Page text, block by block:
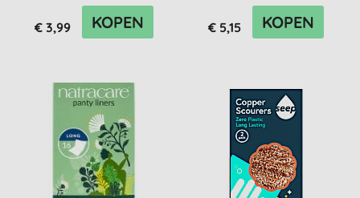
€ 3,99 KOPEN € 5,15 KOPEN